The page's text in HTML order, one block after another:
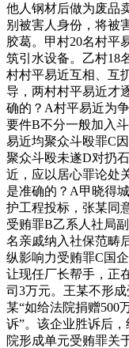
他人钢材后做为废品
别被害人身份，将被
胶葛。甲村20名村平
筑引水设备。乙村18
村村平易近互相、互
导，两村村平易近才
确的？A村平易近为
要件B不分一般加入
易近均聚众斗殴罪C
聚众斗殴未遂D对扔
近，应以居心罪论处
是准确的？A甲晓得
护工程投标，张某同
受贿罪B乙系人社局
名亲戚纳入社保范畴
纵影响力受贿罪C国
让现任厂长帮手，正
司3万元。王某不形
某“如给法院捐赠500
诉”。该企业胜诉后
院形成单元受贿罪关